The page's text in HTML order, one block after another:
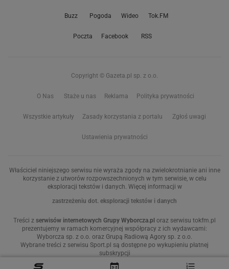
Buzz Pogoda Wideo Tok.FM
Poczta Facebook RSS
Copyright © Gazeta.pl sp. z o.o.
O Nas Staże u nas Reklama Polityka prywatności
Wszystkie artykuły Zasady korzystania z portalu Zgłoś uwagi
Ustawienia prywatności
Właściciel niniejszego serwisu nie wyraża zgody na zwielokrotnianie ani inne
korzystanie z utworów rozpowszechnionych w tym serwisie, w celu
eksploracji tekstów i danych. Więcej informacji w
zastrzeżeniu dot. eksploracji tekstów i danych
Treści z serwisów internetowych Grupy Wyborcza.pl oraz serwisu tokfm.pl
prezentujemy w ramach komercyjnej współpracy z ich wydawcami:
Wyborcza sp. z o.o. oraz Grupą Radiową Agory sp. z o.o.
Wybrane treści z serwisu Sport.pl są dostępne po wykupieniu płatnej
subskrypcji